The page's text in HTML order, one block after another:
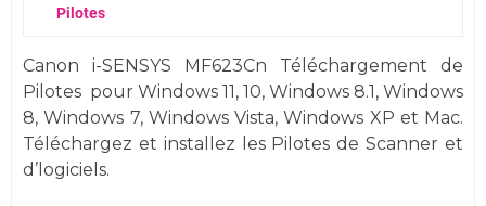
Pilotes
Canon i-SENSYS MF623Cn Téléchargement de
Pilotes pour Windows 11, 10, Windows 8.1, Windows
8, Windows 7, WindowsVista,Windows XP et Mac.
Téléchargez et installez les Pilotes de Scanner et
d’logiciels.